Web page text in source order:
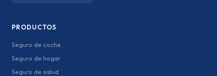
PRODUCTOS
Seguro de coche
Seguro de hogar
Seguro de salud